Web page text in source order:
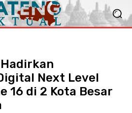
Next Level
16 di 2 Kota Besar